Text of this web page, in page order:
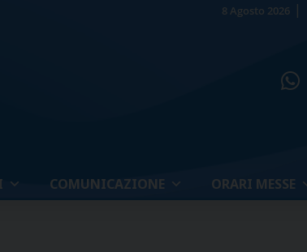
8 Agosto 2026
COMUNICAZIONE ORARI MESSE